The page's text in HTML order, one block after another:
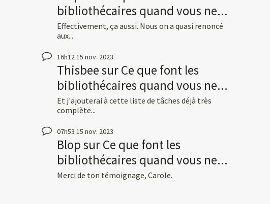
bibliothécaires quand vous ne...
Effectivement, ça aussi. Nous on a quasi renoncé
aux...
16h1215 nov. 2023
ThisbeesurCe que font les
bibliothécaires quand vous ne...
Et j'ajouterai à cette liste de tâches déjà très
complète...
07h53 15 nov. 2023
BlopsurCe que font les
bibliothécaires quand vous ne...
Merci de ton témoignage, Carole.